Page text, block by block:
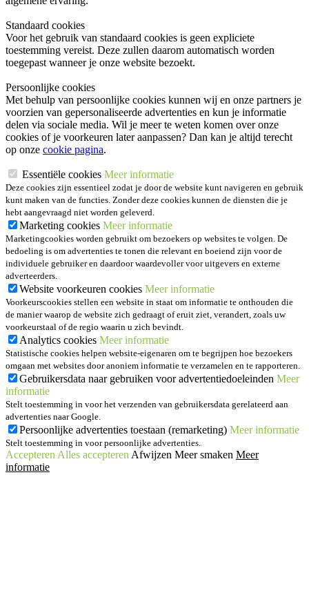
Standaard cookies
Voor het gebruik van standaard cookies is geen expliciete
toestemming vereist. Deze zullen daarom automatisch worden
toegepast wanneer je onze website bezoekt.
Persoonlijke cookies
Met behulp van persoonlijke cookies kunnen wij en onze partners je
voorzien van gepersonaliseerde advertenties en kun je informatie
delen via sociale media. Wil je meer te weten komen over onze
cookies of je voorkeuren later aanpassen? Dan kan je altijd terecht
op onze cookie pagina.
Essentiële cookies Meer informatie
Deze cookies zijn essentieel zodat je door de website kunt navigeren en gebruik
kunt maken van de functies. Zonder deze cookies kunnen de diensten die je
hebt aangevraagd niet worden geleverd.
Marketing cookies Meer informatie
Marketingcookies worden gebruikt om bezoekers op websites te volgen. De
bedoeling is om advertenties te tonen die relevant en boeiend zijn voor de
individuele gebruiker en daardoor waardevoller voor uitgevers en externe
adverteerders.
Website voorkeuren cookies Meer informatie
Voorkeurscookies stellen een website in staat om informatie te onthouden die
de manier waarop de website zich gedraagt of eruit ziet, verandert, zoals uw
voorkeurstaal of de regio waarin u zich bevindt.
Analytics cookies Meer informatie
Statistische cookies helpen website-eigenaren om te begrijpen hoe bezoekers
omgaan met websites door anoniem informatie te verzamelen en te rapporteren.
Gebruikersdata naar gebruiken voor advertentiedoeleinden Meer
informatie
Stelt toestemming in voor het verzenden van gebruikersdata gerelateerd aan
advertenties naar Google.
Persoonlijke advertenties toestaan (remarketing) Meer informatie
Stelt toestemming in voor persoonlijke advertenties.
Accepteren Alles accepteren Afwijzen Meer smaken Meer
informatie